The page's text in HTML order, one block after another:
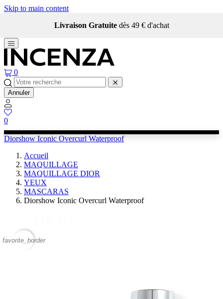
Skip to main content
Livraison Gratuite dès 49 € d'achat
0
Annuler
0
Diorshow Iconic Overcurl Waterproof
Accueil
MAQUILLAGE
MAQUILLAGE DIOR
YEUX
MASCARAS
Diorshow Iconic Overcurl Waterproof
favorite_border